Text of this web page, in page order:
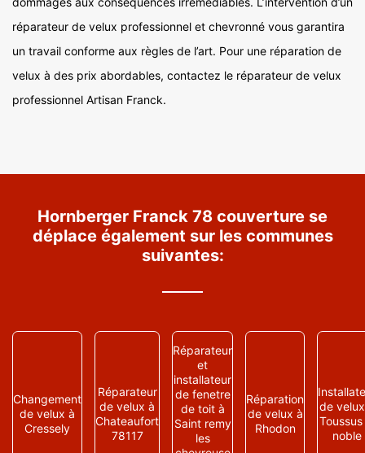
réparateur de velux professionnel et chevronné vous garantira
un travail conforme aux règles de l’art. Pour une réparation de
velux à des prix abordables, contactez le réparateur de velux
professionnel Artisan Franck.
Hornberger Franck 78 couverture se
déplace également sur les communes
suivantes:
Changement
de velux à
Cressely
Réparateur
de velux à
Chateaufort
78117
Réparateur
et
installateur
de fenetre
de toit à
Saint remy
les
Réparation
de velux à
Rhodon
de
Toussus
noble